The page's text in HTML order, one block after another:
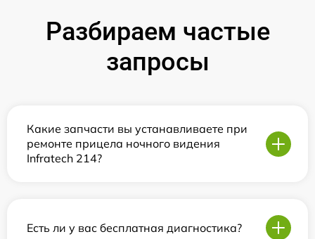
Разбираем частые
запросы
Какие запчасти вы устанавливаете при
ремонте прицела ночного видения
Infratech 214?
Есть ли у вас бесплатная диагностика?